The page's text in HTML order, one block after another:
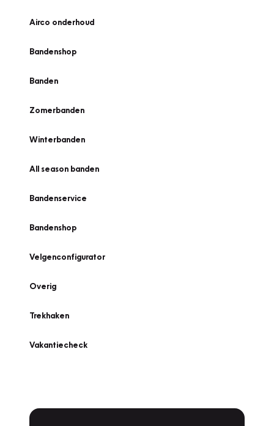
Airco onderhoud
Bandenshop
Banden
Zomerbanden
Winterbanden
All season banden
Bandenservice
Bandenshop
Velgenconfigurator
Overig
Trekhaken
Vakantiecheck